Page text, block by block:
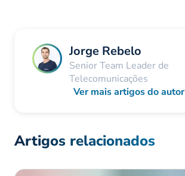
Jorge Rebelo
Senior Team Leader de
Telecomunicações
Ver mais artigos do autor
Artigos relacionados